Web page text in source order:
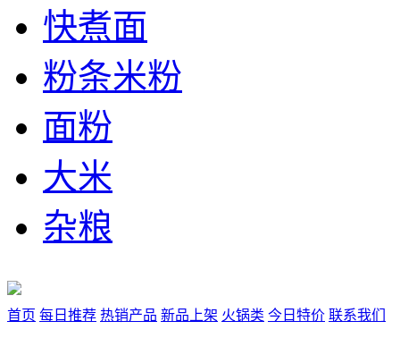
快煮面
粉条米粉
面粉
大米
杂粮
首页 每日推荐 热销产品 新品上架 火锅类 今日特价 联系我们